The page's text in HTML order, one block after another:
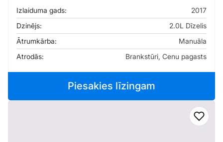
Izlaiduma gads:
2017
Dzinējs:
2.0L Dīzelis
Ātrumkārba:
Manuāla
Atrodās:
Brankstūri, Cenu pagasts
Piesakies līzingam